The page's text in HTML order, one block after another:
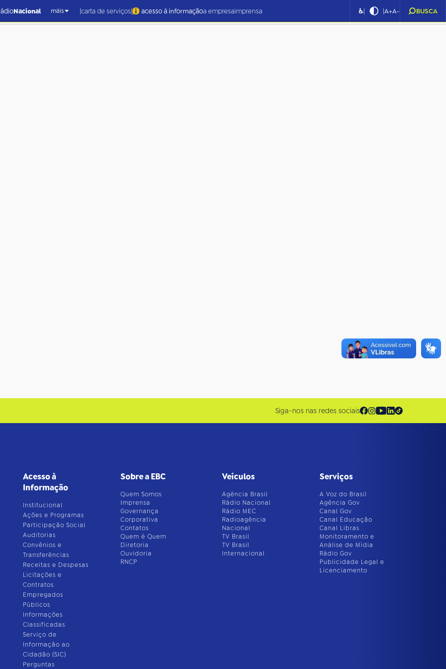
Nacional mais |carta de serviços| acesso à informaçãoa empresaimprensa ♿| |A+A- BUSCA
Siga-nos nas redes sociais
Acesso à
Informação
Institucional
Ações e Programas
Participação Social
Auditorias
Convênios e
Transferências
Receitas e Despesas
Licitações e
Contratos
Empregados
Públicos
Informações
Classificadas
Serviço de
Informação ao
Cidadão (SIC)
Perguntas
Sobre a EBC
Quem Somos
Imprensa
Governança
Corporativa
Contatos
Quem é Quem
Diretoria
Ouvidoria
RNCP
Veículos
Agência Brasil
Rádio Nacional
Rádio MEC
Radioagência
Nacional
TV Brasil
TV Brasil
Internacional
Serviços
A Voz do Brasil
Agência Gov
Canal Gov
Canal Educação
Canal Libras
Monitoramento e
Análise de Mídia
Rádio Gov
Publicidade Legal e
Licenciamento